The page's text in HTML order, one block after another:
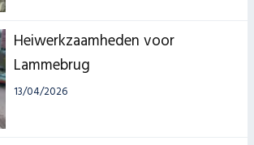
Heiwerkzaamheden voor
Lammebrug
13/04/2026